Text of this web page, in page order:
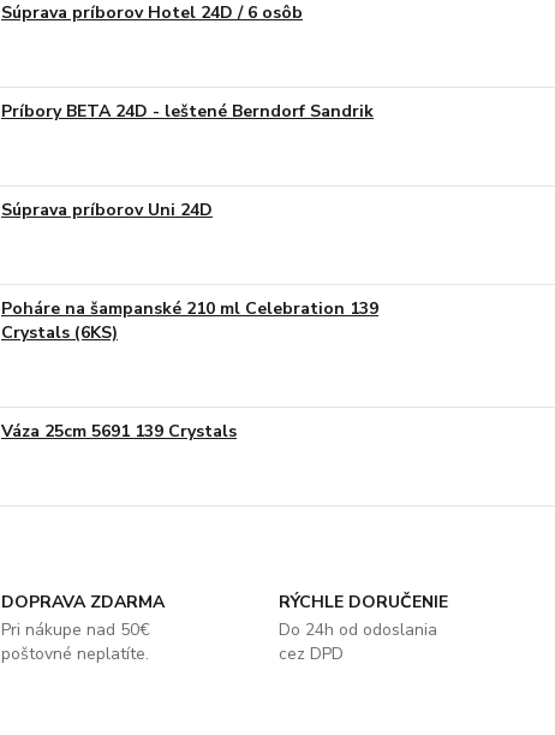
Súprava príborov Hotel 24D / 6 osôb
Príbory BETA 24D - leštené Berndorf Sandrik
Súprava príborov Uni 24D
Poháre na šampanské 210 ml Celebration 139
Crystals (6KS)
Váza 25cm 5691 139 Crystals
DOPRAVA ZDARMA
Pri nákupe nad 50€
poštovné neplatíte.
RÝCHLE DORUČENIE
Do 24h od odoslania
cez DPD